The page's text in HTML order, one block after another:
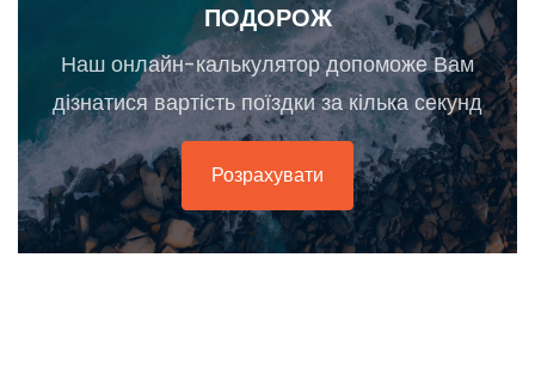
ПОДОРОЖ
Наш онлайн-калькулятор допоможе Вам
дізнатися вартість поїздки за кілька секунд
Розрахувати